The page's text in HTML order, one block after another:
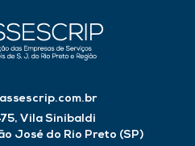
Vila Sinibaldi
José do Rio Preto (SP)